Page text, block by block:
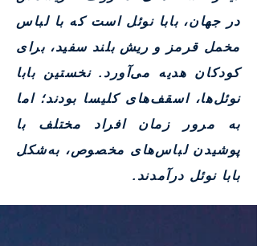
در جهان، بابا نوئل است که با لباس
مخمل قرمز و ریش بلند سفید، برای
کودکان هدیه می‌آورد. نخستین بابا
نوئل‌ها، اسقف‌های کلیسا بودند؛ اما
به مرور زمان افراد مختلف با
پوشیدن لباس‌های مخصوص، به‌شکل
بابا نوئل درآمدند.